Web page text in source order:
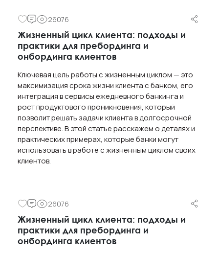
26076
Жизненный цикл клиента: подходы и
практики для пребординга и
онбординга клиентов
Ключевая цель работы с жизненным циклом — это
максимизация срока жизни клиента с банком, его
интеграция в сервисы ежедневного банкинга и
рост продуктового проникновения, который
позволит решать задачи клиента в долгосрочной
перспективе. В этой статье расскажем о деталях и
практических примерах, которые банки могут
использовать в работе с жизненным циклом своих
клиентов.
26076
Жизненный цикл клиента: подходы и
практики для пребординга и
онбординга клиентов